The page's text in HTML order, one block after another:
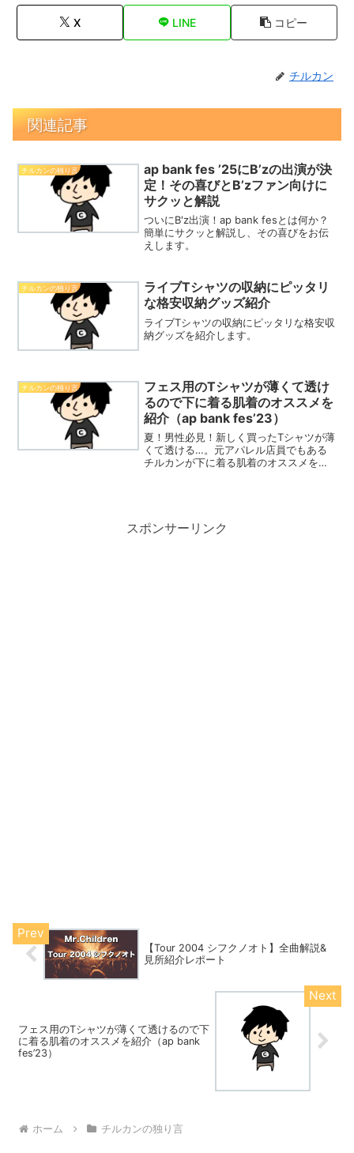
X LINE コピー
チルカン
関連記事
チルカンの独り言
ap bank fes ’25にB’zの出演が決
定！その喜びとB’zファン向けに
サクッと解説
ついにB'z出演！ap bank fesとは何か？
簡単にサクッと解説し、その喜びをお伝
えします。
チルカンの独り言
ライブTシャツの収納にピッタリ
な格安収納グッズ紹介
ライブTシャツの収納にピッタリな格安収
納グッズを紹介します。
チルカンの独り言
フェス用のTシャツが薄くて透け
るので下に着る肌着のオススメを
紹介（ap bank fes’23）
夏！男性必見！新しく買ったTシャツが薄
くて透ける…。元アパレル店員でもある
チルカンが下に着る肌着のオススメを紹
スポンサーリンク
【Tour 2004 シフクノオト】全曲解説&
見所紹介レポート
フェス用のTシャツが薄くて透けるので下
に着る肌着のオススメを紹介（ap bank
fes’23）
ホーム チルカンの独り言